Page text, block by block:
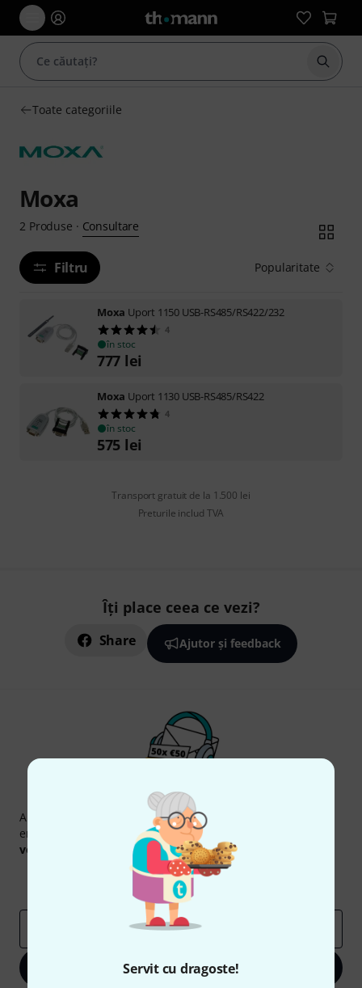
Servit cu dragoste!
Toate categoriile
Moxa
2 Produse · Consultare
Filtru Popularitate
Moxa Uport 1150 USB-RS485/RS422/232
4
în stoc
777 lei
Moxa Uport 1130 USB-RS485/RS422
4
în stoc
575 lei
Transport gratuit de la 1.500 lei
Preturile includ TVA
Îți place ceea ce vezi?
Share Ajutor și feedback
Newsletter Thomann
Abonați-vă la buletinul informativ Thomann în limba
engleză și, cu puțin noroc, puteți câștiga unul dintre
voucherele
în valoare de 50 €fiecare!
Contribuții inspiraționale
Perspectivele Thomann
Înscrie-te acum